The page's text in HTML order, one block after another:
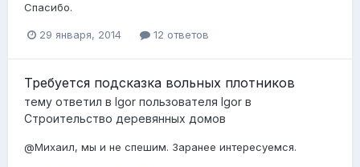
Спасибо.
29 января, 2014 12 ответов
Требуется подсказка вольных плотников
тему ответил в Igor пользователя Igor в
Строительство деревянных домов
@Михаил, мы и не спешим. Заранее интересуемся.